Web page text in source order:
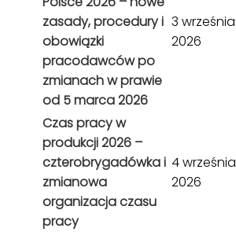
zasady, procedury i
obowiązki
pracodawców po
zmianach w prawie
od 5 marca 2026
3 września
2026
Czas pracy w
produkcji 2026 –
czterobrygadówka i
zmianowa
organizacja czasu
pracy
4 września
2026